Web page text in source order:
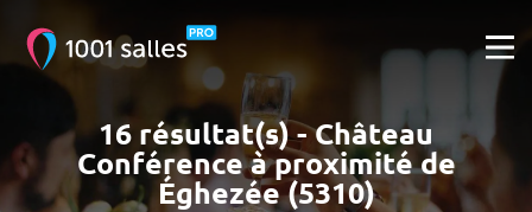
16 résultat(s) - Château
Conférence à proximité de
Éghezée (5310)